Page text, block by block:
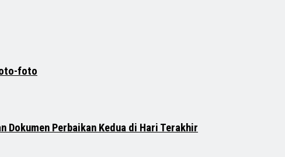
foto
Dokumen Perbaikan Kedua di Hari Terakhir